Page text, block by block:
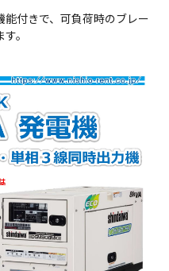
付きで、可負荷時のブレー
。